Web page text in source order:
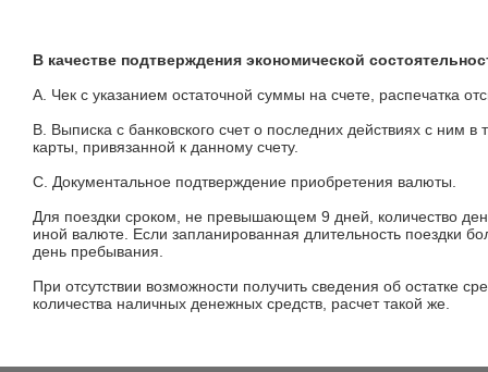
В качестве подтверждения экономической
A. Чек с указанием остаточной суммы на счете, распечатка
B. Выписка с банковского счет о последних действиях с ним
карты, привязанной к данному счету.
C. Документальное подтверждение приобретения валюты.
Для поездки сроком, не превышающем 9 дней, количество
иной валюте. Если запланированная длительность поездки
день пребывания.
При отсутствии возможности получить сведения об остатке
количества наличных денежных средств, расчет такой же.